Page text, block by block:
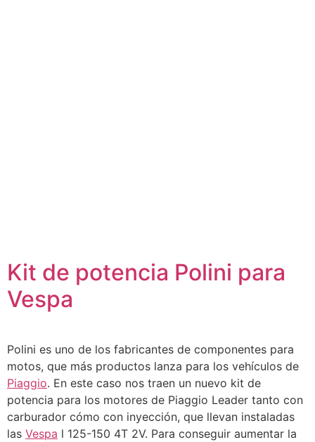
Kit de potencia Polini para
Vespa
Polini es uno de los fabricantes de componentes para
motos, que más productos lanza para los vehículos de
Piaggio. En este caso nos traen un nuevo kit de
potencia para los motores de Piaggio Leader tanto con
carburador cómo con inyección, que llevan instaladas
las Vespa l 125-150 4T 2V. Para conseguir aumentar la